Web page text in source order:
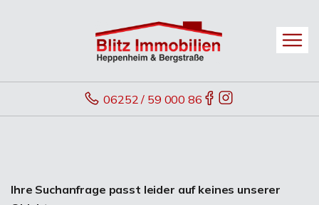
06252 / 59 000 86
Ihre Suchanfrage passt leider auf keines unserer